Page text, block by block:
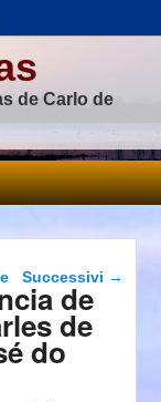
de Carlo de
articolo
Successivi →
de
de
do